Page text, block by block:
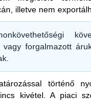
illetve nem
vagy forgalmazott
történő
kivétel. A piaci
dátumára vagy
nem kell
de a piaci
kell gyűjteniük,
őket (EUDR 9. cikk).
(14) bekezdésében
és a
ha a
azaz 2023. június